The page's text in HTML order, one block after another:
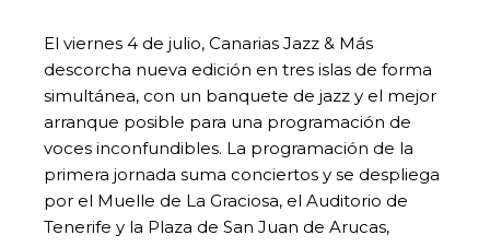
El viernes 4 de julio, Canarias Jazz & Más
descorcha nueva edición en tres islas de forma
simultánea, con un banquete de jazz y el mejor
arranque posible para una programación de
voces inconfundibles. La programación de la
primera jornada suma conciertos y se despliega
por el Muelle de La Graciosa, el Auditorio de
Tenerife y la Plaza de San Juan de Arucas,